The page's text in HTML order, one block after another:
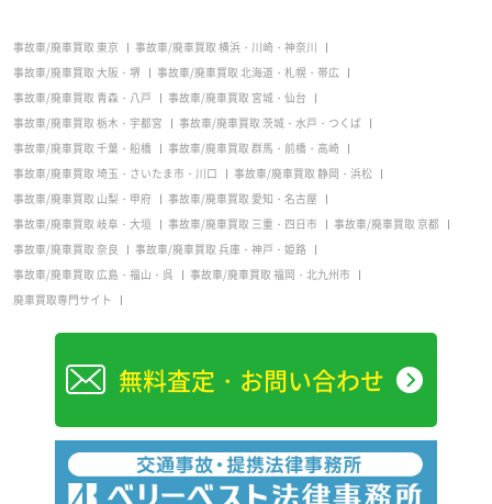
事故車/廃車買取 東京
事故車/廃車買取 横浜・川崎・神奈川
事故車/廃車買取 大阪・堺
事故車/廃車買取 北海道・札幌・帯広
事故車/廃車買取 青森・八戸
事故車/廃車買取 宮城・仙台
事故車/廃車買取 栃木・宇都宮
事故車/廃車買取 茨城・水戸・つくば
事故車/廃車買取 千葉・船橋
事故車/廃車買取 群馬・前橋・高崎
事故車/廃車買取 埼玉・さいたま市・川口
事故車/廃車買取 静岡・浜松
事故車/廃車買取 山梨・甲府
事故車/廃車買取 愛知・名古屋
事故車/廃車買取 岐阜・大垣
事故車/廃車買取 三重・四日市
事故車/廃車買取 京都
事故車/廃車買取 奈良
事故車/廃車買取 兵庫・神戸・姫路
事故車/廃車買取 広島・福山・呉
事故車/廃車買取 福岡・北九州市
廃車買取専門サイト
無料査定・お問い合わせ